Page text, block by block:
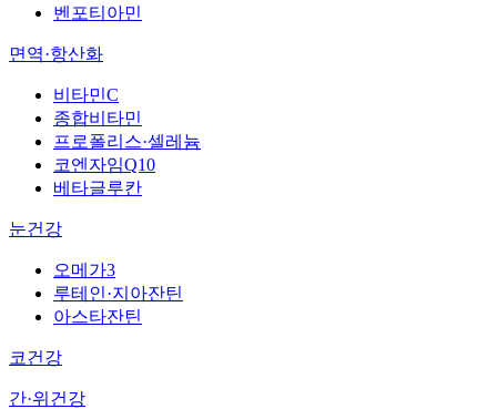
벤포티아민
면역·항산화
비타민C
종합비타민
프로폴리스·셀레늄
코엔자임Q10
베타글루칸
눈건강
오메가3
루테인·지아잔틴
아스타잔틴
코건강
간·위건강